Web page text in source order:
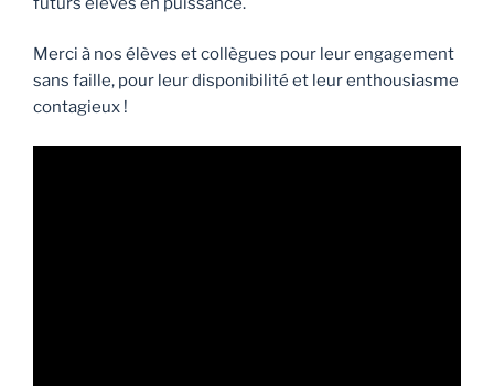
Merci à nos élèves et collègues pour leur engagement
sans faille, pour leur disponibilité et leur enthousiasme
contagieux !